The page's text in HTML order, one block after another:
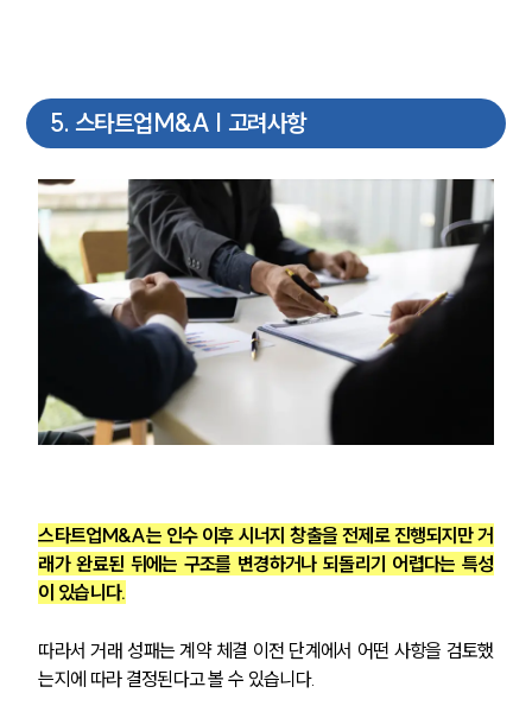
5. 스타트업M&A | 고려사항
스타트업M&A는 인수 이후 시너지 창출을 전제로 진행되지만 거
래가 완료된 뒤에는 구조를 변경하거나 되돌리기 어렵다는 특성
이 있습니다.
따라서 거래 성패는 계약 체결 이전 단계에서 어떤 사항을 검토했
는지에 따라 결정된다고 볼 수 있습니다.